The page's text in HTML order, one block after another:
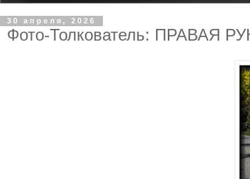
30 апреля, 2026
Фото-Толкователь: ПРАВАЯ